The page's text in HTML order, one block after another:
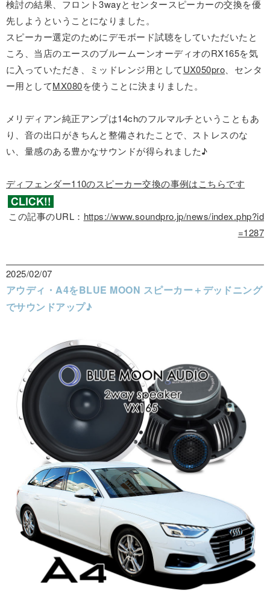
検討の結果、フロント3wayとセンタースピーカーの交換を優
先しようということになりました。
スピーカー選定のためにデモボード試聴をしていただいたと
ころ、当店のエースのブルームーンオーディオのRX165を気
に入っていただき、ミッドレンジ用としてUX050pro、センタ
ー用としてMX080を使うことに決まりました。
メリディアン純正アンプは14chのフルマルチということもあ
り、音の出口がきちんと整備されたことで、ストレスのな
い、量感のある豊かなサウンドが得られました♪
ディフェンダー110のスピーカー交換の事例はこちらです
この記事のURL： https://www.soundpro.jp/news/index.php?id
=1287
2025/02/07
アウディ・A4をBLUE MOON スピーカー＋デッドニング
でサウンドアップ♪